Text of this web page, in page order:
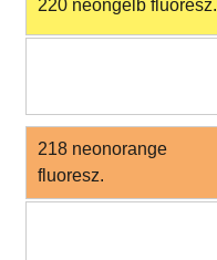
220 neongelb fluoresz.
218 neonorange
fluoresz.